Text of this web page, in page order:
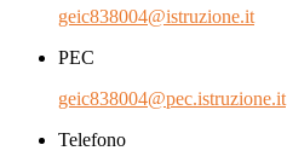
geic838004@istruzione.it
PEC
geic838004@pec.istruzione.it
Telefono